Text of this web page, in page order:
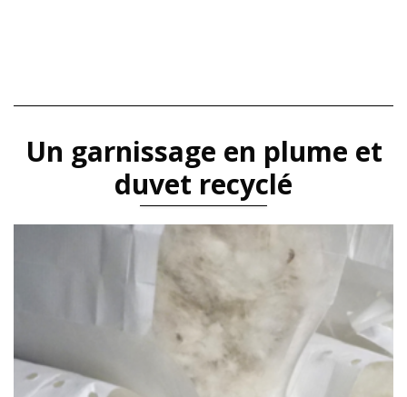
Un garnissage en plume et
duvet recyclé